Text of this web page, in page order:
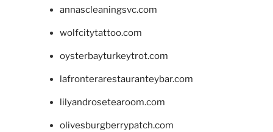
annascleaningsvc.com
wolfcitytattoo.com
oysterbayturkeytrot.com
lafronterarestauranteybar.com
lilyandrosetearoom.com
olivesburgberrypatch.com